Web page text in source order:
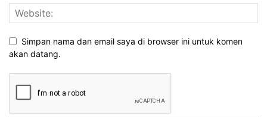
Simpan nama dan email saya di browser ini untuk komen
akan datang.